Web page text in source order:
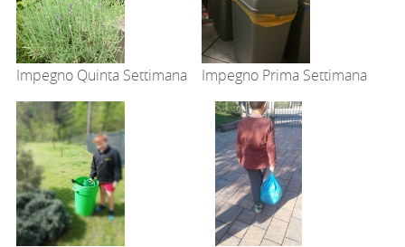
Impegno Quinta Settimana Impegno Prima Settimana